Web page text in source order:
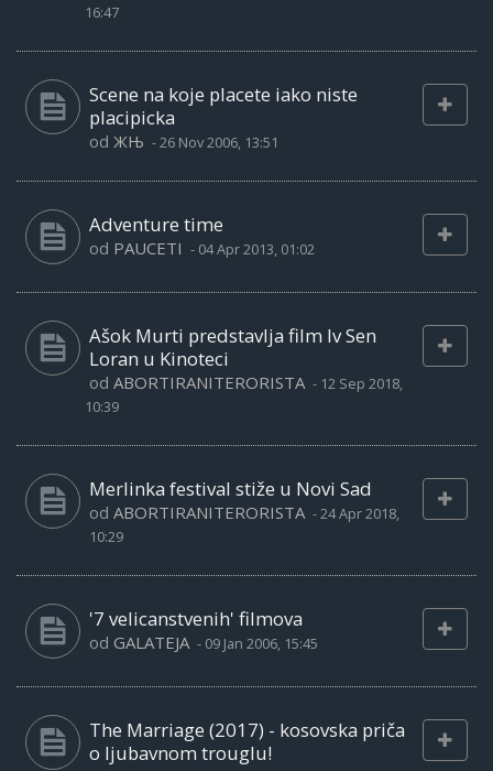
16:47
Scene na koje placete iako niste
placipicka
od ЖЊ -26 Nov 2006, 13:51
Adventure time
od PAUCETI - 04 Apr 2013, 01:02
Ašok Murti predstavlja film Iv Sen
Loran u Kinoteci
od ABORTIRANITERORISTA - 12 Sep 2018,
10:39
Merlinka festival stiže u Novi Sad
od ABORTIRANITERORISTA -24 Apr 2018,
10:29
'7 velicanstvenih' filmova
od GALATEJA - 09 Jan 2006, 15:45
The Marriage (2017) - kosovska priča
o ljubavnom trouglu!